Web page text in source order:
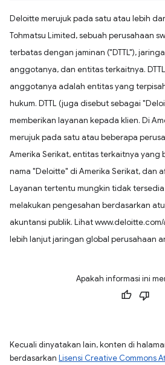
Deloitte merujuk pada satu atau lebih
Tohmatsu Limited, sebuah perusahaan
terbatas dengan jaminan ("DTTL"),
anggotanya, dan entitas terkaitnya.
anggotanya adalah entitas yang
hukum. DTTL (juga disebut sebagai
memberikan layanan kepada klien. Di
merujuk pada satu atau beberapa
Amerika Serikat, entitas terkaitnya yang
nama "Deloitte" di Amerika Serikat, dan
Layanan tertentu mungkin tidak
melakukan pengesahan berdasarkan
akuntansi publik. Lihat
lebih lanjut jaringan global perusahaan
Apakah informasi ini
Kecuali dinyatakan lain, konten di
berdasarkan Lisensi Creative Commons